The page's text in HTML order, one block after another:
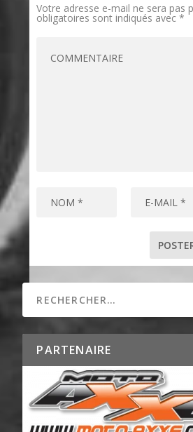
Votre adresse e-mail ne sera pas
obligatoires sont indiqués avec*
PARTENAIRE